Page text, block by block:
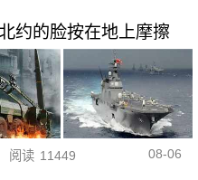
约的脸按在地上摩擦
阅读 11449 08-06